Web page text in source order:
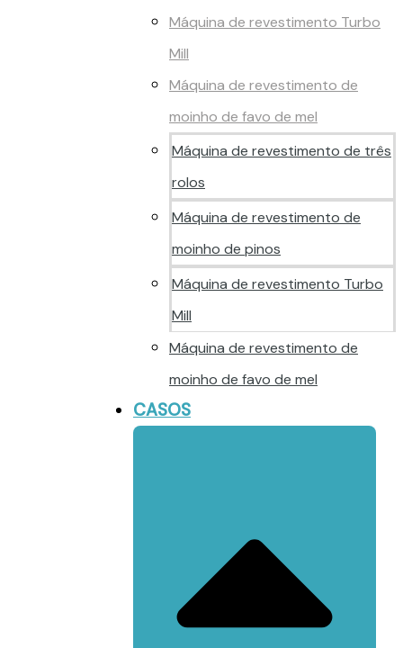
Máquina de revestimento Turbo
Mill
Máquina de revestimento de
moinho de favo de mel
Máquina de revestimento de três
rolos
Máquina de revestimento de
moinho de pinos
Máquina de revestimento Turbo
Mill
Máquina de revestimento de
moinho de favo de mel
CASOS